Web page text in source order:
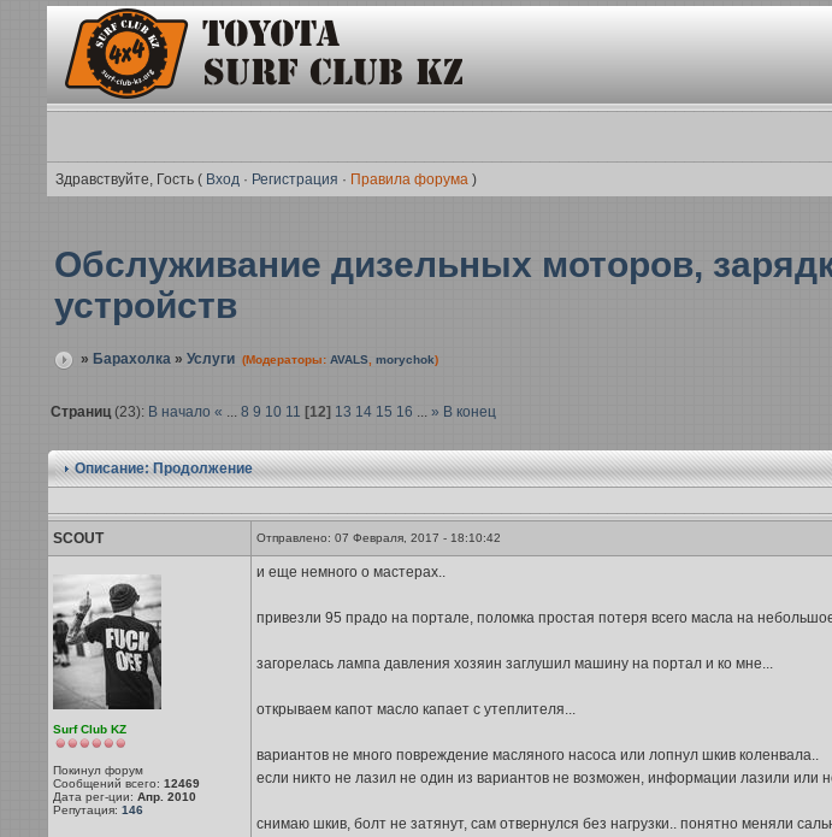
Здравствуйте, Гость ( Вход· Регистрация · Правила форума)
Обслуживание дизельных моторов,
устройств
» Барахолка» Услуги (Модераторы: AVALS, morychok)
Страниц(23): В начало « ... 8 9 10 11 [12] 13 14 15 16 ... » В конец
Описание: Продолжение
SCOUT Отправлено: 07 Февраля, 2017 - 18:10:42
Surf Club KZ
Покинул форум
Сообщений всего: 12469
Дата рег-ции: Апр. 2010
Репутация: 146
и еще немного о мастерах..
привезли 95 прадо на портале, поломка простая потеря всего масла на
загорелась лампа давления хозяин заглушил машину на портал и ко мне...
открываем капот масло капает с утеплителя...
вариантов не много повреждение масляного насоса или лопнул шкив коленвала..
если никто не лазил не один из вариантов не возможен, информации лазили или
снимаю шкив, болт не затянут, сам отвернулся без нагрузки.. понятно меняли